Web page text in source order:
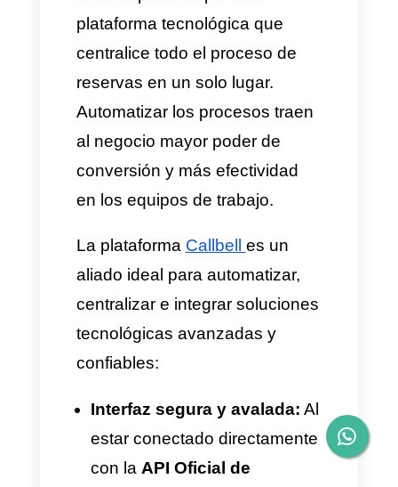
herramienta para
comunicarse con el cliente y
brindar beneficios,
promociones, facilidades de
pago, o simplemente
notificarles de un espacio
Oficial de WhatsApp es
posible vincular botones CTA,
enlaces directos al sistema de
reservas, contenido
multimedia para generar más
dinamismo y agilizar la
confirmación.